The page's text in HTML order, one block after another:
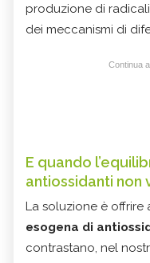
produzione di
dei meccanismi di
Continua
E quando
antiossidanti non
La soluzione è
esogena di
contrastano, nel